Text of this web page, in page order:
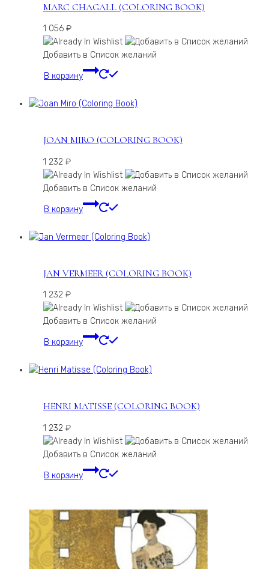
MARC CHAGALL (COLORING BOOK)
1 056 ₽
Добавить в Список желаний
В корзину
JOAN MIRO (COLORING BOOK)
1 232 ₽
Добавить в Список желаний
В корзину
JAN VERMEER (COLORING BOOK)
1 232 ₽
Добавить в Список желаний
В корзину
HENRI MATISSE (COLORING BOOK)
1 232 ₽
Добавить в Список желаний
В корзину